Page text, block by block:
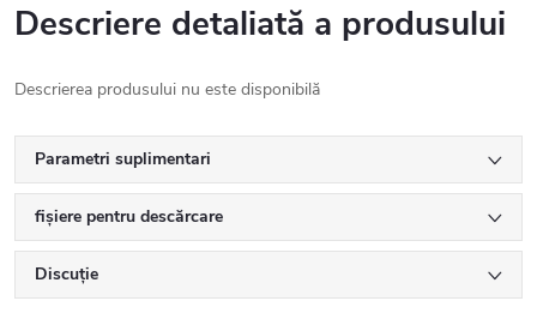
Descriere detaliată a produsului
Descrierea produsului nu este disponibilă
Parametri suplimentari
fișiere pentru descărcare
Discuţie